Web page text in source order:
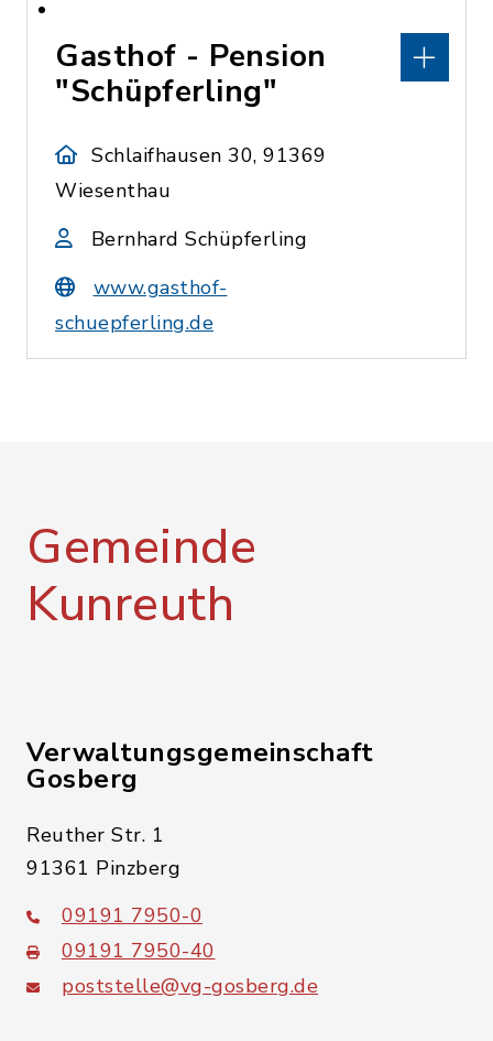
Gasthof - Pension
"Schüpferling"
Schlaifhausen 30, 91369
Wiesenthau
Bernhard Schüpferling
www.gasthof-
schuepferling.de
Gemeinde
Kunreuth
Verwaltungsgemeinschaft
Gosberg
Reuther Str. 1
91361 Pinzberg
09191 7950-0
09191 7950-40
poststelle@vg-gosberg.de